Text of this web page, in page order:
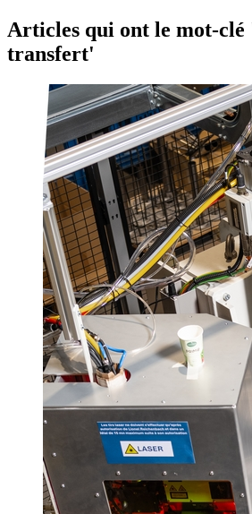
Articles qui ont le mot-clé
transfert'